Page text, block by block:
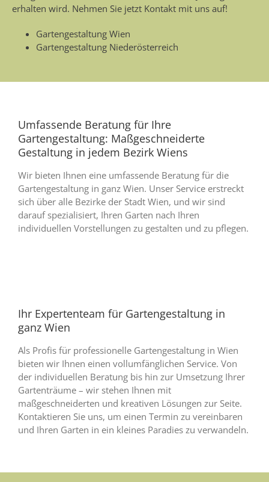
erhalten wird. Nehmen Sie jetzt Kontakt mit uns auf!
Gartengestaltung Wien
Gartengestaltung Niederösterreich
Umfassende Beratung für Ihre
Gartengestaltung: Maßgeschneiderte
Gestaltung in jedem Bezirk Wiens
Wir bieten Ihnen eine umfassende Beratung für die
Gartengestaltung in ganz Wien. Unser Service erstreckt
sich über alle Bezirke der Stadt Wien, und wir sind
darauf spezialisiert, Ihren Garten nach Ihren
individuellen Vorstellungen zu gestalten und zu pflegen.
Ihr Expertenteam für Gartengestaltung in
ganz Wien
Als Profis für professionelle Gartengestaltung in Wien
bieten wir Ihnen einen vollumfänglichen Service. Von
der individuellen Beratung bis hin zur Umsetzung Ihrer
Gartenträume – wir stehen Ihnen mit
maßgeschneiderten und kreativen Lösungen zur Seite.
Kontaktieren Sie uns, um einen Termin zu vereinbaren
und Ihren Garten in ein kleines Paradies zu verwandeln.